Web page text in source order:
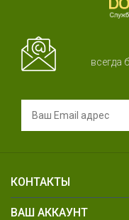
всегда
КОНТАКТЫ
ВАШ АККАУНТ